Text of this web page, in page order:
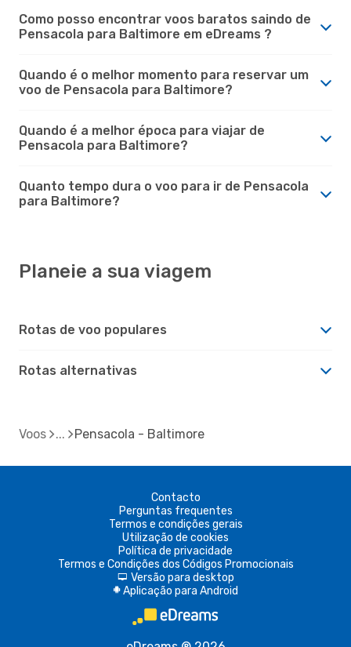
Como posso encontrar voos baratos saindo de
Pensacola para Baltimore em eDreams ?
Quando é o melhor momento para reservar um
voo de Pensacola para Baltimore?
Quando é a melhor época para viajar de
Pensacola para Baltimore?
Quanto tempo dura o voo para ir de Pensacola
para Baltimore?
Planeie a sua viagem
Rotas de voo populares
Rotas alternativas
Voos Pensacola - Baltimore
Contacto
Perguntas frequentes
Termos e condições gerais
Utilização de cookies
Política de privacidade
Termos e Condições dos Códigos Promocionais
d Versão para desktop
A Aplicação para Android